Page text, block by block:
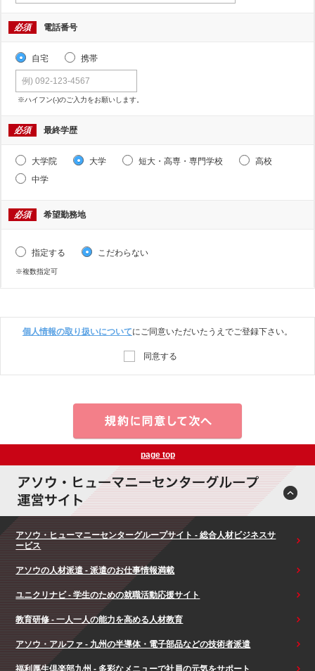
必須 電話番号
自宅 携帯
※ハイフン(-)のご入力をお願いします。
必須 最終学歴
大学院 大学 短大・高専・専門学校
高校
中学
必須 希望勤務地
指定する こだわらない
※複数指定可
個人情報の取り扱いについてにご同意いただいたうえでご登録下さい。
同意する
page top
アソウ・ヒューマニーセンターグループサイト - 総合人材ビジネスサ
ービス
アソウの人材派遣 - 派遣のお仕事情報満載
ユニクリナビ - 学生のための就職活動応援サイト
教育研修 - 一人一人の能力を高める人材教育
アソウ・アルファ - 九州の半導体・電子部品などの技術者派遣
福利厚生倶楽部九州 - 多彩なメニューで社員の元気をサポート